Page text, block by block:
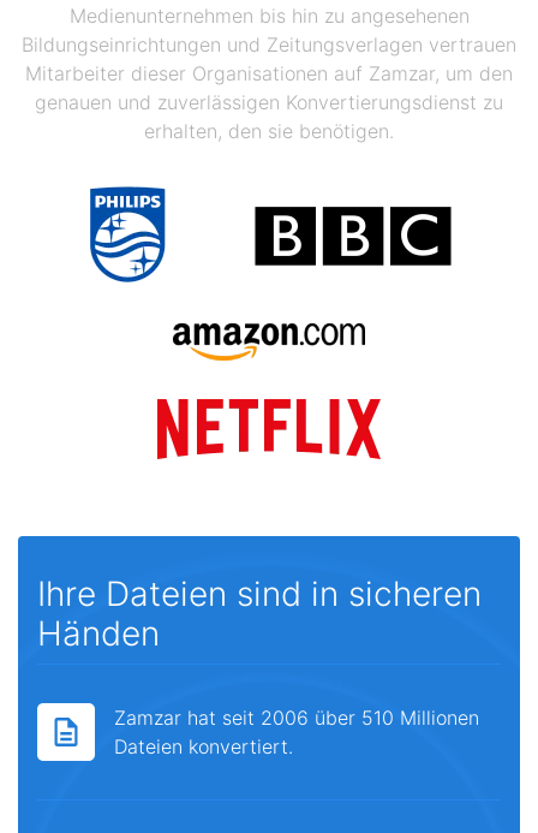
Medienunternehmen bis hin zu angesehenen
Bildungseinrichtungen und Zeitungsverlagen vertrauen
Mitarbeiter dieser Organisationen auf Zamzar, um den
genauen und zuverlässigen Konvertierungsdienst zu
erhalten, den sie benötigen.
Ihre Dateien sind in sicheren
Händen
Zamzar hat seit 2006 über 510 Millionen
Dateien konvertiert.